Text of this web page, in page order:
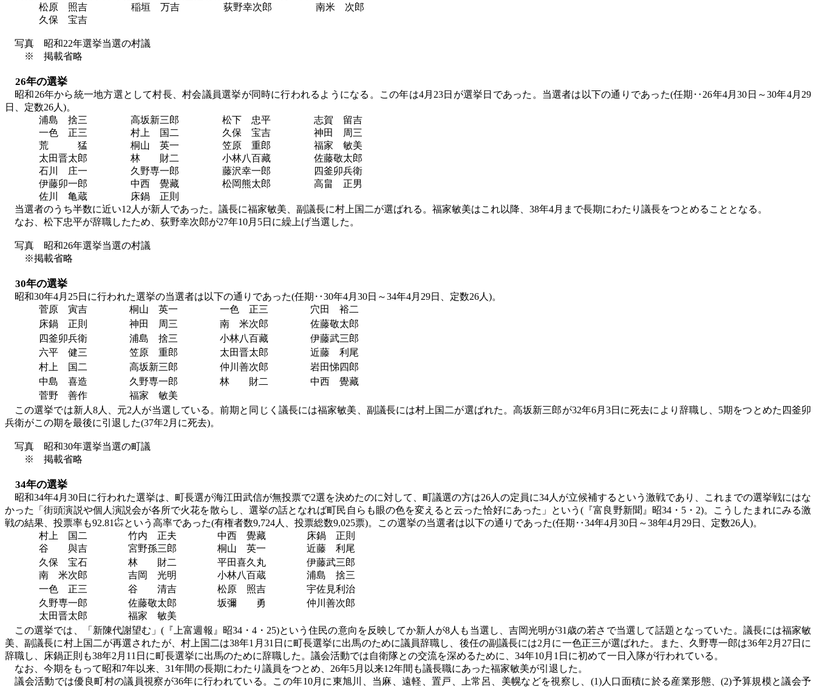
松原 照吉
稲垣 万吉 荻野幸次郎
南米 次郎
久保 宝吉
写真 昭和22年選挙当選の村議
※ 掲載省略
26年の選挙
昭和26年から統一地方選として村長、村会議員選挙が同時に行われるようになる。この年は4月23日が選挙日であった。当選者は以下の通りであった(任期‥26年4月30日～30年4月29
日、定数26人)。
浦島 捨三
高坂新三郎 松下 忠平
志賀 留吉
一色 正三
村上 国二 久保 宝吉
神田 周三
荒 猛
桐山 英一 笠原 重郎
福家 敏美
太田晋太郎
林 財二 小林八百藏
佐藤敬太郎
石川 庄一
久野専一郎 藤沢幸一郎
四釜卯兵衛
伊藤卯一郎
中西 覺藏 松岡熊太郎
高畠 正男
佐川 亀蔵
床鍋 正則
当選者のうち半数に近い12人が新人であった。議長に福家敏美、副議長に村上国二が選ばれる。福家敏美はこれ以降、38年4月まで長期にわたり議長をつとめることとなる。
なお、松下忠平が辞職したため、荻野幸次郎が27年10月5日に繰上げ当選した。
写真 昭和26年選挙当選の村議
※掲載省略
30年の選挙
昭和30年4月25日に行われた選挙の当選者は以下の通りであった(任期‥30年4月30日～34年4月29日、定数26人)。
菅原 寅吉
桐山 英一 一色 正三
穴田 裕二
床鍋 正則
神田 周三 南 米次郎
佐藤敬太郎
四釜卯兵衛
浦島 捨三 小林八百藏
伊藤武三郎
六平 健三
笠原 重郎 太田晋太郎
近藤 利尾
村上 国二
高坂新三郎 仲川善次郎
岩田悌四郎
中島 喜造
久野専一郎 林 財二
中西 覺藏
菅野 善作
福家 敏美
この選挙では新人 8人、元2人が当選している。前期と同じく議長には福家敏美、副議長には村上国二が選ばれた。高坂新三郎が32年6月3日に死去により辞職し、5期をつとめた四釜卯
兵衛がこの期を最後に引退した(37年2月に死去)。
写真 昭和30年選挙当選の町議
※ 掲載省略
34年の選挙
昭和34年4月30日に行われた選挙は、町長選が海江田武信が無投票で2選を決めたのに対して、町議選の方は26人の定員に34人が立候補するという激戦であり、これまでの選挙戦にはな
かった「街頭演説や個人演説会が各所で火花を散らし、選挙の話となれば町民自らも眼の色を変えると云った恰好にあった」という(『富良野新聞』昭34・5・2)。こうしたまれにみる激
戦の結果、投票率も92.81㌫という高率であった(有権者数9,724人、投票総数9,025票)。この選挙の当選者は以下の通りであった(任期‥34年4月30日～38年4月29日、定数26人)。
村上 国二
竹内 正夫 中西 覺藏
床鍋 正則
谷 與吉
宮野孫三郎 桐山 英一
近藤 利尾
久保 宝石
林 財二 平田喜久丸
伊藤武三郎
南 米次郎
吉岡 光明 小林八百蔵
浦島 捨三
一色 正三
谷 清吉 松原 照吉
宇佐見利治
久野専一郎
佐藤敬太郎 坂彌 勇
仲川善次郎
太田晋太郎
福家 敏美
この選挙では、「新陳代謝望む」(『上富週報』昭34・4・25)という住民の意向を反映してか新人が8人も当選し、吉岡光明が31歳の若さで当選して話題となっていた。議長には福家敏
美、副議長に村上国二が再選されたが、村上国二は38年1月31日に町長選挙に出馬のために議員辞職し、後任の副議長には2月に一色正三が選ばれた。また、久野専一郎は36年2月27日に
辞職し、床鍋正則も38年2月11日に町長選挙に出馬のために辞職した。議会活動では自衛隊との交流を深めるために、34年10月1日に初めて一日入隊が行われている。
なお、今期をもって昭和7年以来、31年間の長期にわたり議員をつとめ、26年5月以来12年間も議長職にあった福家敏美が引退した。
議会活動では優良町村の議員視察が36年に行われている。この年10月に東旭川、当麻、遠軽、置戸、上常呂、美幌などを視察し、(1)人口面積に於る産業形態、(2)予算規模と議会予